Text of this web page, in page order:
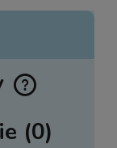
(0)